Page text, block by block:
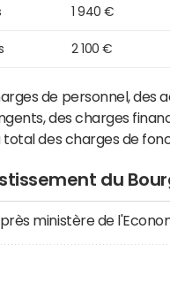
1 940 €
2 100 €
de personnel, des
des charges
total des charges de
du
ministère de